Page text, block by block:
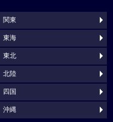
関東
東海
東北
北陸
四国
沖縄